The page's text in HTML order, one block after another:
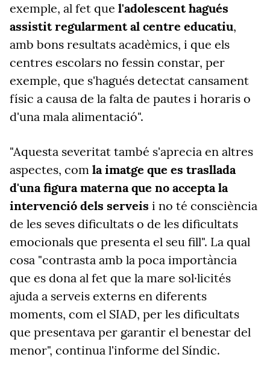
exemple, al fet que l'adolescent hagués
assistit regularment al centre educatiu,
amb bons resultats acadèmics, i que els
centres escolars no fessin constar, per
exemple, que s'hagués detectat cansament
físic a causa de la falta de pautes i horaris o
d'una mala alimentació".
"Aquesta severitat també s'aprecia en altres
aspectes, com la imatge que es trasllada
d'una figura materna que no accepta la
intervenció dels serveis i no té consciència
de les seves dificultats o de les dificultats
emocionals que presenta el seu fill". La qual
cosa "contrasta amb la poca importància
que es dona al fet que la mare sol·licités
ajuda a serveis externs en diferents
moments, com el SIAD, per les dificultats
que presentava per garantir el benestar del
menor", continua l'informe del Síndic.